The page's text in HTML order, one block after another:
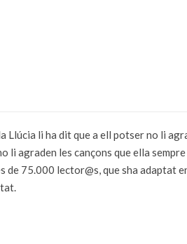
li ha dit que a ell potser no li
agraden les cançons que ella sempre
de 75.000 lector@s, que sha